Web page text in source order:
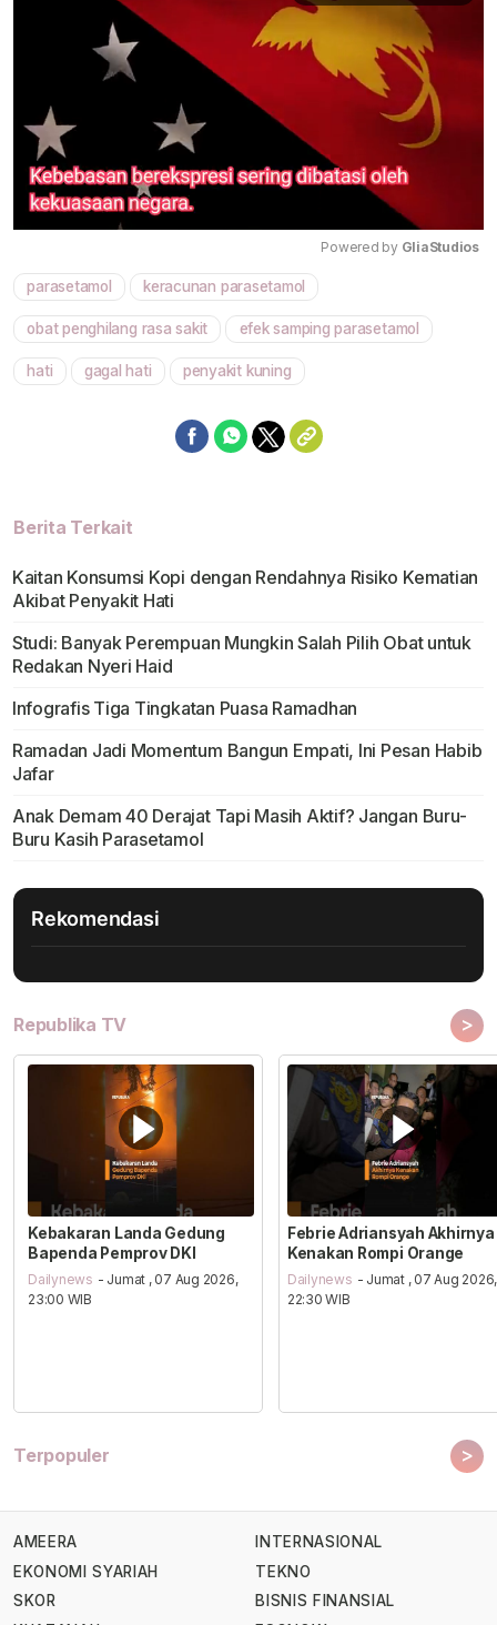
Powered by GliaStudios
parasetamol keracunan parasetamol
obat penghilang rasa sakit efek samping parasetamol
hati gagal hati penyakit kuning
Berita Terkait
Kaitan Konsumsi Kopi dengan Rendahnya Risiko Kematian
Akibat Penyakit Hati
Studi: Banyak Perempuan Mungkin Salah Pilih Obat untuk
Redakan Nyeri Haid
Infografis Tiga Tingkatan Puasa Ramadhan
Ramadan Jadi Momentum Bangun Empati, Ini Pesan Habib
Jafar
Anak Demam 40 Derajat Tapi Masih Aktif? Jangan Buru-
Buru Kasih Parasetamol
Rekomendasi
Republika TV >
Kebakaran Landa Gedung
Bapenda Pemprov DKI
Dailynews - Jumat , 07 Aug 2026,
23:00 WIB
Febrie Adriansyah Akhirnya
Kenakan Rompi Orange
Dailynews - Jumat , 07 Aug 2026,
22:30 WIB
Terpopuler >
AMEERA
EKONOMI SYARIAH
SKOR
INTERNASIONAL
TEKNO
BISNIS FINANSIAL